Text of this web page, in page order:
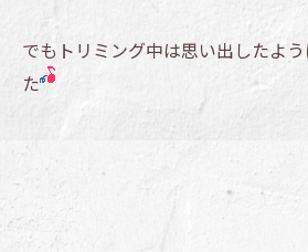
でもトリミング中は思い出したよ
た